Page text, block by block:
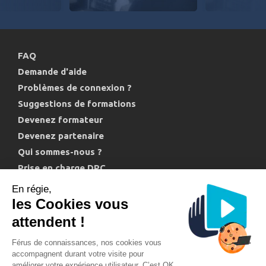
FAQ
Demande d'aide
Problèmes de connexion ?
Suggestions de formations
Devenez formateur
Devenez partenaire
Qui sommes-nous ?
Prise en charge DPC
Politique de confidentialité et cookies
En régie,
les Cookies vous
attendent !
Férus de connaissances, nos cookies vous
accompagnent durant votre visite pour